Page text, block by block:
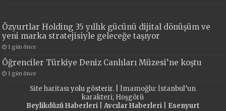
Özyurtlar Holding 35 yıllık gücünü dijital dönüşüm ve
yeni marka stratejisiyle geleceğe taşıyor
1 gün önce
Öğrenciler Türkiye Deniz Canlıları Müzesi’ne koştu
1 gün önce
Site haritasıyolu gösterir. |İmamoğlu: İstanbul’un
karakteri; Hoşgörü
Beylikdüzü Haberleri| Avcılar Haberleri| Esenyurt